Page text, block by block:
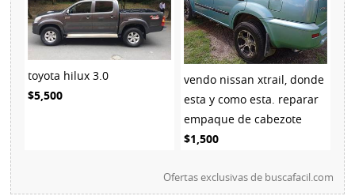
toyota hilux 3.0
$5,500
vendo nissan xtrail, donde
esta y como esta. reparar
empaque de cabezote
$1,500
Ofertas exclusivas de buscafacil.com